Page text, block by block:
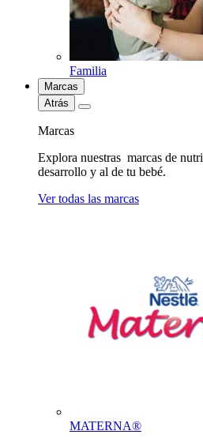
Familia
Marcas
Atrás
Marcas
Explora nuestras marcas de
desarrollo y al de tu bebé.
Ver todas las marcas
MATERNA®